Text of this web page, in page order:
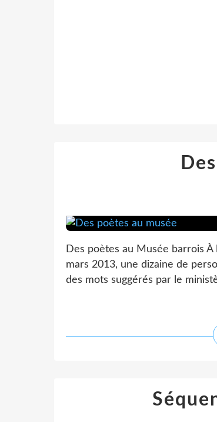
Des poètes au Musée barrois
mars 2013, une dizaine de
des mots suggérés par le